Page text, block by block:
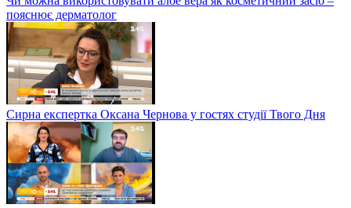
пояснює дерматолог
Сирна експертка Оксана Чернова у гостях студії Твого Дня